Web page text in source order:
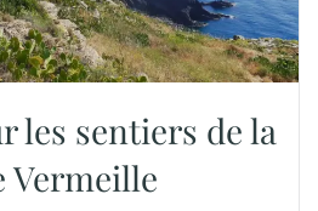
les sentiers de la
Vermeille